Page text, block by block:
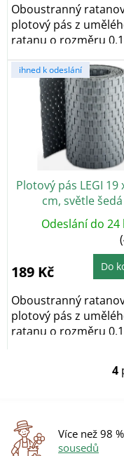
Oboustranný
plotový pás z
ratanu o rozměru
ihned k odeslání
Plotový pás LEGI 19
cm, světle šedá
Odeslání do 24
189 Kč Do
Oboustranný
plotový pás z
ratanu o rozměru
4
Více než 98 %
sousedů